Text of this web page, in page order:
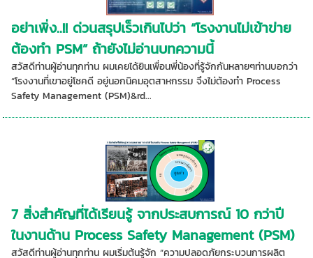
อย่าเพิ่ง..!! ด่วนสรุปเร็วเกินไปว่า “โรงงานไม่เข้าข่าย
ต้องทำ PSM” ถ้ายังไม่อ่านบทความนี้
สวัสดีท่านผู้อ่านทุกท่าน ผมเคยได้ยินเพื่อนพี่น้องที่รู้จักกันหลายๆท่านบอกว่า
“โรงงานที่เขาอยู่โชคดี อยู่นอกนิคมอุตสาหกรรม จึงไม่ต้องทำ Process
Safety Management (PSM)&rd...
7 สิ่งสำคัญที่ได้เรียนรู้ จากประสบการณ์ 10 กว่าปี
ในงานด้าน Process Safety Management (PSM)
สวัสดีท่านผู้อ่านทุกท่าน ผมเริ่มต้นรู้จัก “ความปลอดภัยกระบวนการผลิต